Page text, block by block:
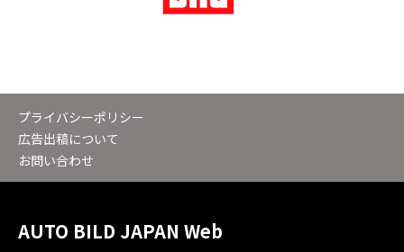
プライバシーポリシー
広告出稿について
お問い合わせ
AUTO BILD JAPAN Web